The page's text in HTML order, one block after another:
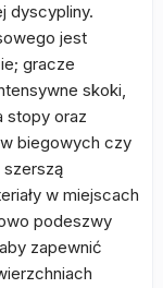
dyscypliny.
jest
gracze
skoki,
stopy oraz
biegowych czy
w miejscach
podeszwy
zapewnić